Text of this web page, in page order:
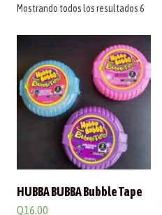
Mostrando todos los resultados 6
HUBBA BUBBA Bubble Tape
Q16.00